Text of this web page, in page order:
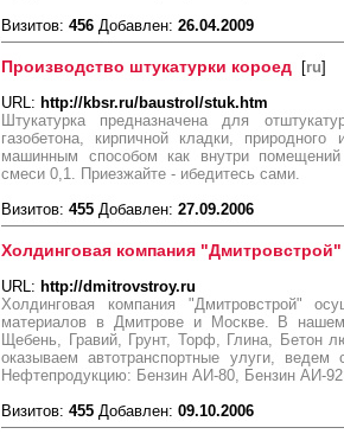
Визитов: 456 Добавлен: 26.04.2009
Производство штукатурки короед [ru]
URL: http://kbsr.ru/baustrol/stuk.htm
Штукатурка предназначена для
газобетона, кирпичной кладки,
машинным способом как внутри
смеси 0,1. Приезжайте - ибедитесь сами.
Визитов: 455 Добавлен: 27.09.2006
Холдинговая компания "Дмитровстрой"
URL: http://dmitrovstroy.ru
Холдинговая компания "Дмитровстрой"
материалов в Дмитрове и Москве. В нашем
Щебень, Гравий, Грунт, Торф, Глина, Бетон
оказываем автотранспортные улуги,
Нефтепродукцию: Бензин АИ-80, Бензин АИ-
Визитов: 455 Добавлен: 09.10.2006